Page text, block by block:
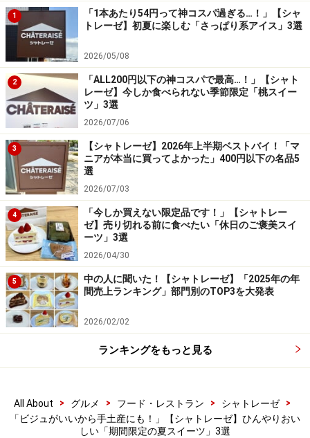
クセントに
食べてみると、ふわふわのレアチーズクリームと、厚み
のあるしっとり滑らかなベイクドチーズタルトの2種類
のチーズの風味が絶妙に調和しています。
そして、いちごとラズベリーの甘酸っぱさがプラスされ
ることで、より上品でリッチな味わいに。チーズケーキ
好きこそ、食べるべき逸品です。
3.「ひょっこりしろくまの白桃ソーダゼリ
ー」378円
「ひょっこりしろくまの白桃ソーダゼリー」 378円（税込）
最後にご紹介するのは、海から顔をひょっこりのぞかせ
ソーダゼリー」378円（税込）です。
見つめてくる「しろくま」がなんとも愛らしい！ 食感の
異なる2種類のソーダ風味ゼリー、ヨーグルトクリー
1
「1本あたり54円って神コスパ過ぎる…！」【シャ
トレーゼ】初夏に楽しむ「さっぱり系アイス」3選
2026/05/08
2
「ALL200円以下の神コスパで最高…！」【シャト
レーゼ】今しか食べられない季節限定「桃スイー
ツ」3選
2026/07/06
3
【シャトレーゼ】2026年上半期ベストバイ！「マ
ニアが本当に買ってよかった」400円以下の名品5
選
2026/07/03
4
「今しか買えない限定品です！」【シャトレー
ゼ】売り切れる前に食べたい「休日のご褒美スイ
ーツ」3選
2026/04/30
5
中の人に聞いた！【シャトレーゼ】「2025年の年
間売上ランキング」部門別のTOP3を大発表
2026/02/02
ランキングをもっと見る
All About > グルメ > フード・レストラン > シャトレーゼ
>
「ビジュがいいから手土産にも！」【シャトレーゼ】ひんやりおい
しい「期間限定の夏スイーツ」3選